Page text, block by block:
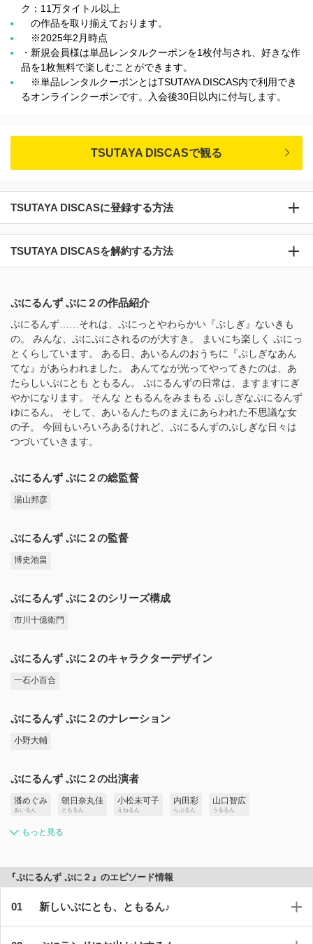
ク：11万タイトル以上
の作品を取り揃えております。
※2025年2月時点
・新規会員様は単品レンタルクーポンを1枚付与され、好きな作
品を1枚無料で楽しむことができます。
※単品レンタルクーポンとはTSUTAYA DISCAS内で利用でき
るオンラインクーポンです。入会後30日以内に付与します。
TSUTAYA DISCASで観る
TSUTAYA DISCASに登録する方法
TSUTAYA DISCASを解約する方法
ぷにるんず ぷに２の作品紹介
ぷにるんず……それは、ぷにっとやわらかい『ぷしぎ』ないきも
の。 みんな、ぷにぷにされるのが大すき。 まいにち楽しく ぷにっ
とくらしています。 ある日、あいるんのおうちに『ぷしぎなあん
てな』があらわれました。 あんてなが光ってやってきたのは、あ
たらしいぷにとも ともるん。 ぷにるんずの日常は、ますますにぎ
やかになります。 そんな ともるんをみまもる ぷしぎなぷにるんず
ゆにるん。 そして、あいるんたちのまえにあらわれた不思議な女
の子。 今回もいろいろあるけれど、ぷにるんずのぷしぎな日々は
つづいていきます。
ぷにるんず ぷに２の総監督
湯山邦彦
ぷにるんず ぷに２の監督
博史池畠
ぷにるんず ぷに２のシリーズ構成
市川十億衛門
ぷにるんず ぷに２のキャラクターデザイン
一石小百合
ぷにるんず ぷに２のナレーション
小野大輔
ぷにるんず ぷに２の出演者
潘めぐみ
あいるん
朝日奈丸佳
ともるん
小松未可子
えねるん
内田彩
らぶるん
山口智広
うるるん
もっと見る
『ぷにるんず ぷに２』のエピソード情報
新しいぷにとも、ともるん♪